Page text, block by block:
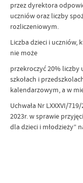
przez dyrektora
uczniów oraz liczby
rozliczeniowym.
Liczba dzieci i
nie może
przekroczyć 20% liczby
szkołach i
kalendarzowym, a w
Uchwała Nr LXXXVI/
2023r. w sprawie
dla dzieci i młodzieży”